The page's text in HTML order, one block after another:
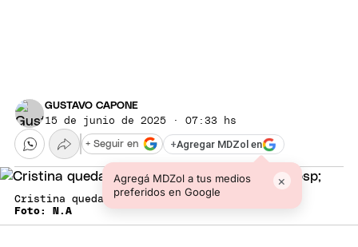
GUSTAVO CAPONE
15 de junio de 2025 · 07:33 hs
+Agregar MDZol en
Agregá MDZol a tus medios
preferidos en Google
×
+ Seguir en
Cristina quedará detenida en su domicilio.
Foto: N.A